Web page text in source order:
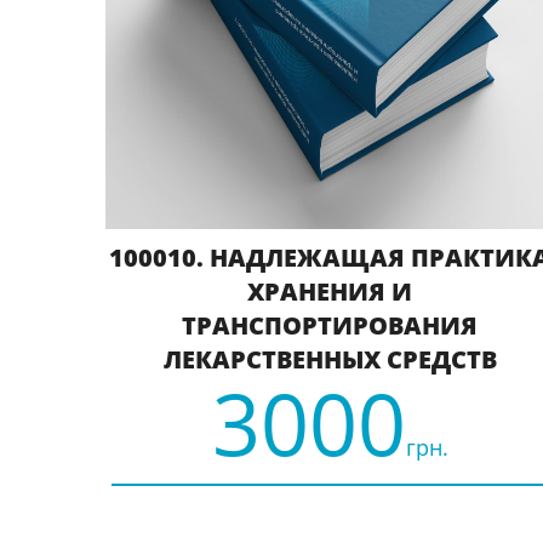
100010. НАДЛЕЖАЩАЯ
ХРАНЕНИЯ И
ТРАНСПОРТИРОВАНИЯ
ЛЕКАРСТВЕННЫХ СРЕДСТВ
3000грн.